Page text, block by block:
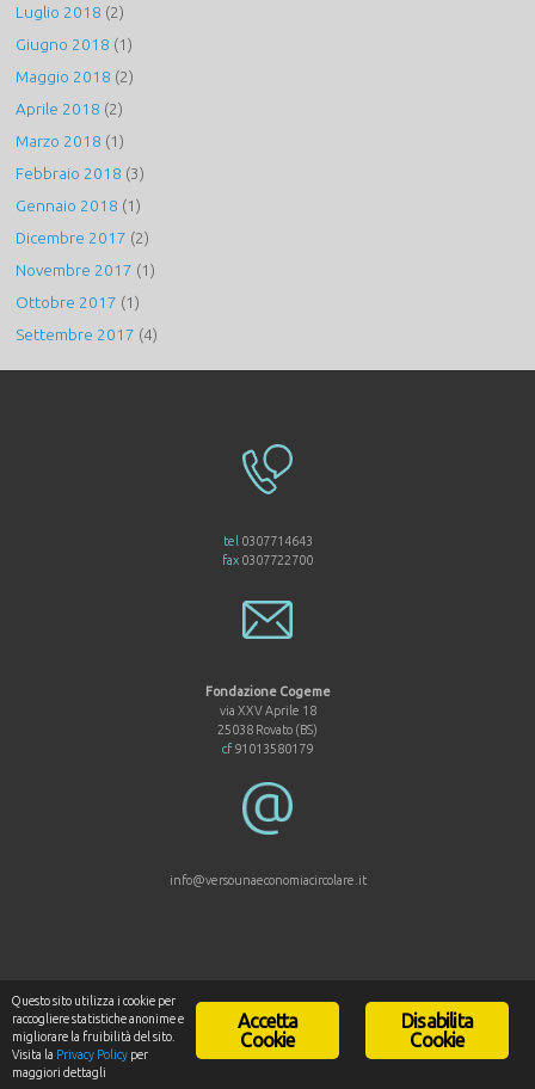
Luglio 2018 (2)
Giugno 2018 (1)
Maggio 2018 (2)
Aprile 2018 (2)
Marzo 2018 (1)
Febbraio 2018 (3)
Gennaio 2018 (1)
Dicembre 2017 (2)
Novembre 2017 (1)
Ottobre 2017 (1)
Settembre 2017 (4)
tel 0307714643
fax 0307722700
Fondazione Cogeme
via XXV Aprile 18
25038 Rovato (BS)
cf91013580179
info@versounaeconomiacircolare.it
© 2017 Fondazione Cogeme
Based on aSiteOrigin
Disabilita
Cookie
Accetta
Cookie
Questo sito utilizza i cookie per
raccogliere statistiche anonime e
migliorare la fruibilità del sito.
Visita la Privacy Policy per
maggiori dettagli